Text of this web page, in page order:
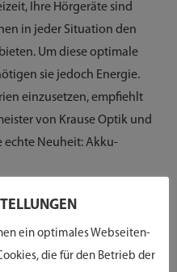
Ihre Hörgeräte sind
in jeder Situation den
Um diese optimale
sie jedoch Energie.
einzusetzen, empfiehlt
von Krause Optik und
echte Neuheit: Akku-
ein optimales Webseiten-
die für den Betrieb der